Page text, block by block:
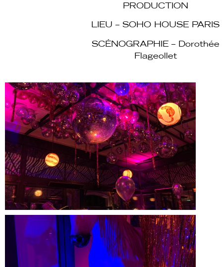
PRODUCTION
LIEU – SOHO HOUSE PARIS
SCÉNOGRAPHIE – Dorothée
Flageollet